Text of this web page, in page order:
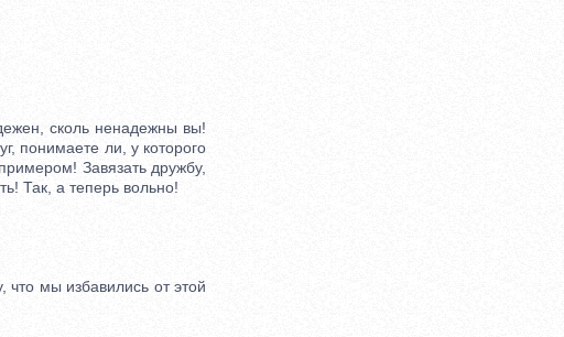
сколь ненадежны вы!
понимаете ли, у которого
Завязать дружбу,
Так, а теперь вольно!
мы избавились от этой